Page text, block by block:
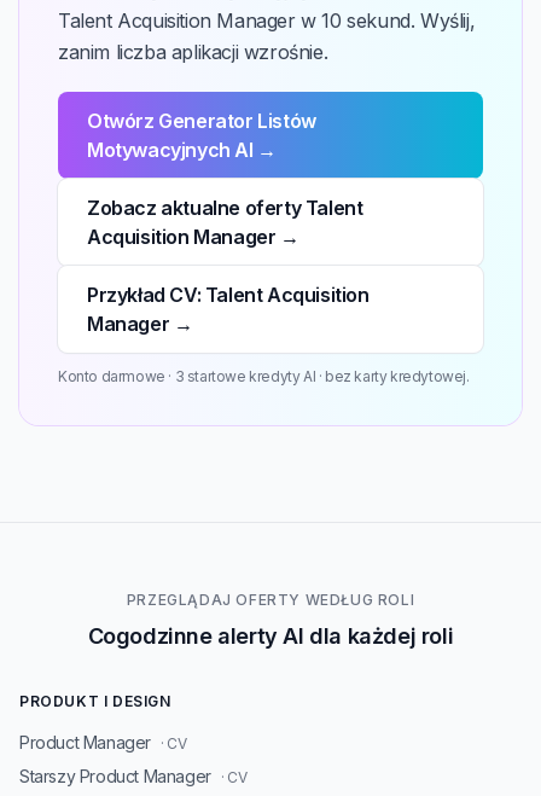
Talent Acquisition Manager w 10 sekund. Wyślij,
zanim liczba aplikacji wzrośnie.
Otwórz Generator Listów
Motywacyjnych AI →
Zobacz aktualne oferty Talent
Acquisition Manager →
Przykład CV: Talent Acquisition
Manager →
Konto darmowe · 3 startowe kredyty AI · bez karty kredytowej.
PRZEGLĄDAJ OFERTY WEDŁUG ROLI
Cogodzinne alerty AI dla każdej roli
PRODUKT I DESIGN
Product Manager · CV
Starszy Product Manager · CV